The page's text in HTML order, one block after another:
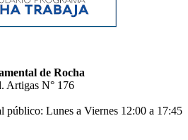
de Rocha
Artigas N° 176
público: Lunes a Viernes 12:00 a 17:45